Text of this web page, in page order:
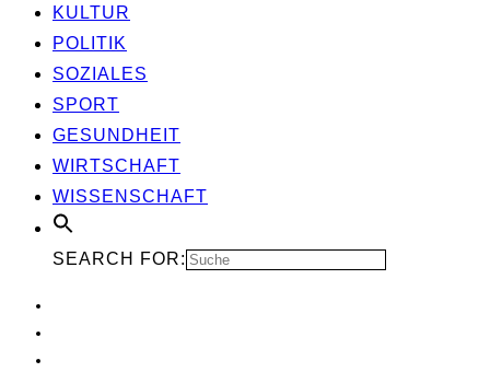
KUL­TUR
POLI­TIK
SOZIA­LES
SPORT
GESUND­HEIT
WIRT­SCHAFT
WIS­SEN­SCHAFT
SEARCH FOR: